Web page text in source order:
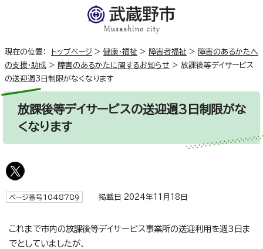
現在の位置： トップページ > 健康・福祉 > 障害者福祉 > 障害のあるかたへ
の支援・助成 > 障害のあるかたに関するお知らせ > 放課後等デイサービス
の送迎週3日制限がなくなります
放課後等デイサービスの送迎週3日制限がな
くなります
ページ番号1048789 掲載日 2024年11月18日
これまで市内の放課後等デイサービス事業所の送迎利用を週3日ま
でとしていましたが、